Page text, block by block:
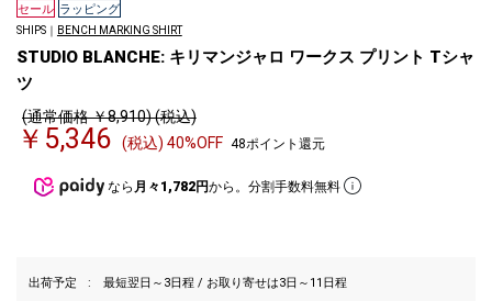
セール ラッピング
SHIPS｜ BENCH MARKING SHIRT
STUDIO BLANCHE: キリマンジャロ ワークス プリント Tシャ
ツ
(通常価格 ￥8,910) (税込)
￥5,346 (税込) 40%OFF 48ポイント還元
なら 月々1,782円から。分割手数料無料
出荷予定
最短翌日～3日程 / お取り寄せは3日～11日程